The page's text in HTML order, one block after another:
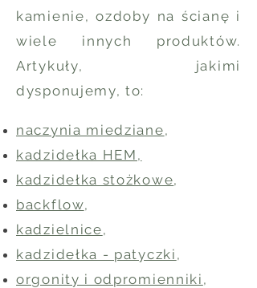
kamienie, ozdoby na ścianę i
wiele innych produktów.
Artykuły, jakimi
dysponujemy, to:
naczynia miedziane,
kadzidełka HEM,
kadzidełka stożkowe,
backflow,
kadzielnice,
kadzidełka - patyczki ,
orgonity i odpromienniki ,